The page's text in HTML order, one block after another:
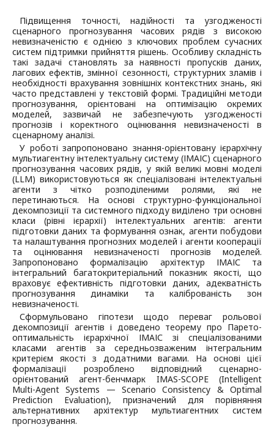
Підвищення точності, надійності та узгодженості
сценарного прогнозування часових рядів з високою
невизначеністю є однією з ключових проблем сучасних
систем підтримки прийняття рішень. Особливу складність
такі задачі становлять за наявності пропусків даних,
лагових ефектів, змінної сезонності, структурних зламів і
необхідності врахування зовнішніх контекстних знань, які
часто представлені у текстовій формі. Традиційні методи
прогнозування, орієнтовані на оптимізацію окремих
моделей, зазвичай не забезпечують узгодженості
прогнозів і коректного оцінювання невизначеності в
сценарному аналізі.
У роботі запропоновано знання-орієнтовану ієрархічну
мультиагентну інтелектуальну систему (ІМАІС) сценарного
прогнозування часових рядів, у якій великі мовні моделі
(LLM) використовуються як спеціалізовані інтелектуальні
агенти з чітко розподіленими ролями, які не
перетинаються. На основі структурно-функціональної
декомпозиції та системного підходу виділено три основні
класи (рівні ієрархії) інтелектуальних агентів: агенти
підготовки даних та формування ознак, агенти побудови
та налаштування прогнозних моделей і агенти кооперації
та оцінювання невизначеності прогнозів моделей.
Запропоновано формалізацію архітектур ІМАІС та
інтегральний багатокритеріальний показник якості, що
враховує ефективність підготовки даних, адекватність
прогнозування динаміки та каліброваність зон
невизначеності.
Сформульовано гіпотези щодо переваг рольової
декомпозиції агентів і доведено теорему про Парето-
оптимальність ієрархічної ІМАІС зі спеціалізованими
класами агентів за середньозваженим інтегральним
критерієм якості з додатними вагами. На основі цієї
формалізації розроблено відповідний сценарно-
орієнтований агент-бенчмарк IMAS-SCOPE (Intelligent
Multi-Agent Systems — Scenario Consistency & Optimal
Prediction Evaluation), призначений для порівняння
альтернативних архітектур мультиагентних систем
прогнозування.